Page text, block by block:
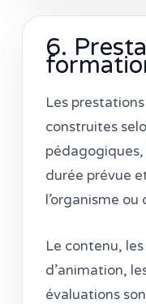
6.
Les
construites
pédagogiques,
durée prévue
l’organisme ou
Le contenu,
d’animation,
évaluations